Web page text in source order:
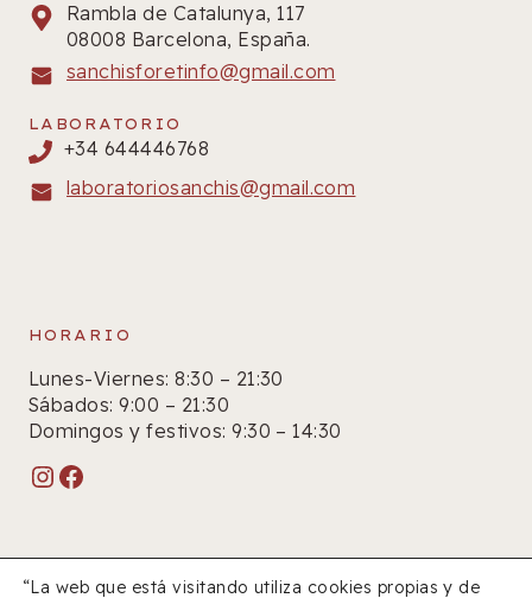
Rambla de Catalunya, 117
08008 Barcelona, España.
sanchisforetinfo@gmail.com
LABORATORIO
+34 644446768
laboratoriosanchis@gmail.com
HORARIO
Lunes-Viernes: 8:30 – 21:30
Sábados: 9:00 – 21:30
Domingos y festivos: 9:30 – 14:30
Instagram
Facebook
“La web que está visitando utiliza cookies propias y de